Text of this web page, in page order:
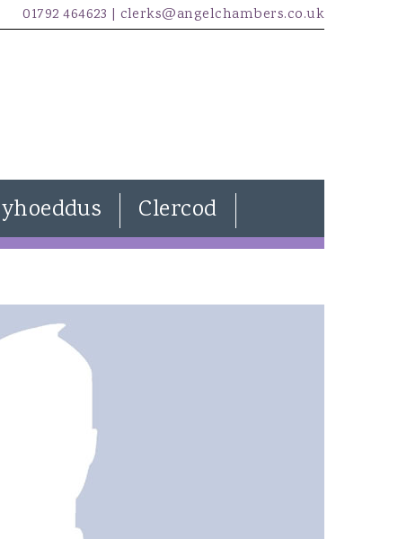
01792 464623 | clerks@angelchambers.co.uk
Kira Evans
James McCarthy
Caitlin Brazel
Gwenno Waddington
Daisy O’Hagan
Clercod